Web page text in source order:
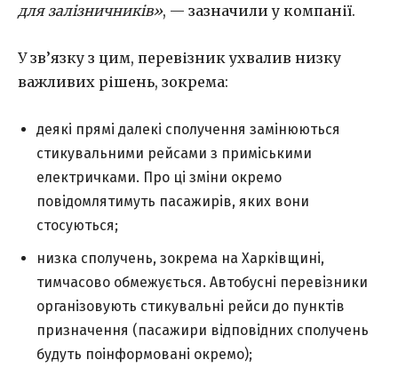
для залізничників», — зазначили у компанії.
У зв’язку з цим, перевізник ухвалив низку
важливих рішень, зокрема:
деякі прямі далекі сполучення замінюються
стикувальними рейсами з приміськими
електричками. Про ці зміни окремо
повідомлятимуть пасажирів, яких вони
стосуються;
низка сполучень, зокрема на Харківщині,
тимчасово обмежується. Автобусні перевізники
організовують стикувальні рейси до пунктів
призначення (пасажири відповідних сполучень
будуть поінформовані окремо);